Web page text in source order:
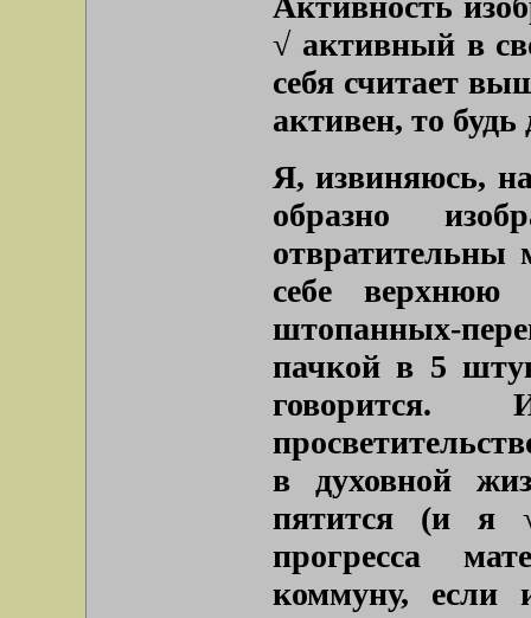
√ активный в
себя считает
активен, то
Я, извиняюсь,
образно
отвратительны
себе верхнюю
штопанных-
пачкой в 5
в духовной
пятится (и я
прогресса
коммуну, если